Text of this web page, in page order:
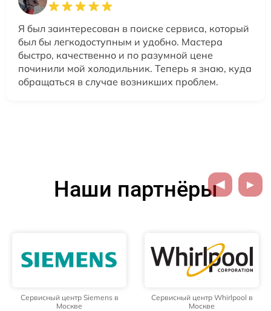
Я был заинтересован в поиске сервиса, который
был бы легкодоступным и удобно. Мастера
быстро, качественно и по разумной цене
починили мой холодильник. Теперь я знаю, куда
обращаться в случае возникших проблем.
Наши партнёры
Сервисный центр Siemens в
Москве
Сервисный центр Whirlpool в
Москве